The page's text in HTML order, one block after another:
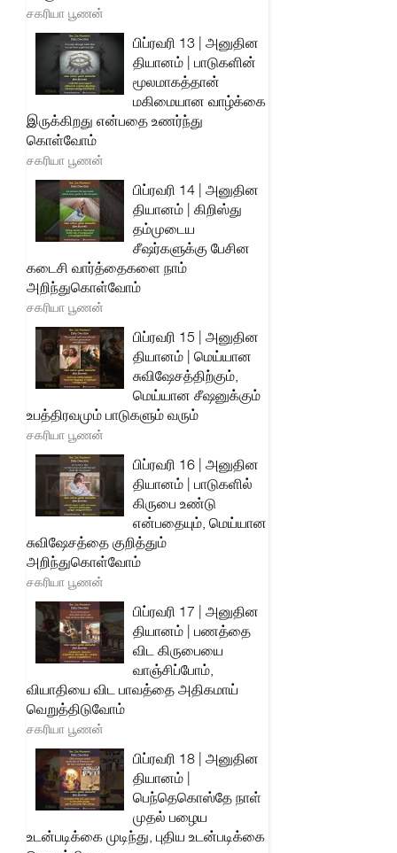
சகரியா பூணன்
பிப்ரவரி 13 | அனுதின
தியானம் | பாடுகளின்
மூலமாகத்தான்
மகிமையான வாழ்க்கை
இருக்கிறது என்பதை உணர்ந்து
கொள்வோம்
சகரியா பூணன்
பிப்ரவரி 14 | அனுதின
தியானம் | கிறிஸ்து
தம்முடைய
சீஷர்களுக்கு பேசின
கடைசி வார்த்தைகளை நாம்
அறிந்துகொள்வோம்
சகரியா பூணன்
பிப்ரவரி 15 | அனுதின
தியானம் | மெய்யான
சுவிஷேசத்திற்கும்,
மெய்யான சீஷனுக்கும்
உபத்திரவமும் பாடுகளும் வரும்
சகரியா பூணன்
பிப்ரவரி 16 | அனுதின
தியானம் | பாடுகளில்
கிருபை உண்டு
என்பதையும், மெய்யான
சுவிஷேசத்தை குறித்தும்
அறிந்துகொள்வோம்
சகரியா பூணன்
பிப்ரவரி 17 | அனுதின
தியானம் | பணத்தை
விட கிருபையை
வாஞ்சிப்போம்,
வியாதியை விட பாவத்தை அதிகமாய்
வெறுத்திடுவோம்
சகரியா பூணன்
பிப்ரவரி 18 | அனுதின
தியானம் |
பெந்தெகொஸ்தே நாள்
முதல் பழைய
உடன்படிக்கை முடிந்து, புதிய உடன்படிக்கை